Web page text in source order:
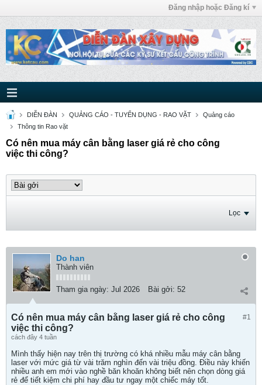
Đăng nhập hoặc Đăng kí
DIỄN ĐÀN QUẢNG CÁO - TUYỂN DỤNG - RAO VẶT
Quảng cáo
Thông tin Rao vặt
Có nên mua máy cân bằng laser giá rẻ cho công
việc thi công?
Lọc
Do han
Thành viên
Tham gia ngày: Jul 2026 Bài gởi: 52
#1
Có nên mua máy cân bằng laser giá rẻ cho công
việc thi công?
cách đây 4 tuần
Mình thấy hiện nay trên thị trường có khá nhiều mẫu máy cân bằng
laser với mức giá từ vài trăm nghìn đến vài triệu đồng. Điều này khiến
nhiều anh em mới vào nghề băn khoăn không biết nên chọn dòng giá
rẻ để tiết kiệm chi phí hay đầu tư ngay một chiếc máy tốt.